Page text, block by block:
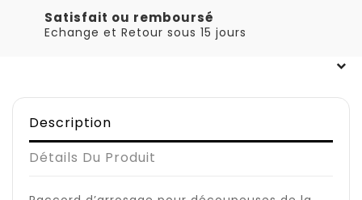
Satisfait ou remboursé
Echange et Retour sous 15 jours
Description
Détails Du Produit